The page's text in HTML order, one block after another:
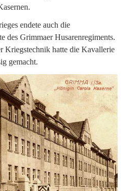
endete auch die
des Grimmaer Husarenregiments.
Kriegstechnik hatte die Kavallerie
gemacht.